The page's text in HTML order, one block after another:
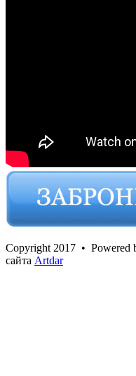
Сopyright 2017 • Powered
сайта Artdar